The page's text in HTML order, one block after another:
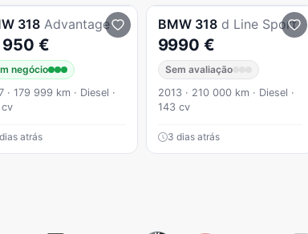
318 Advantage
950 €
negócio
· 179 999 km · Diesel ·
cv
atrás
BMW 318 d Line Sport
9990 €
Sem avaliação
2013 · 210 000 km · Diesel ·
143 cv
3 dias atrás